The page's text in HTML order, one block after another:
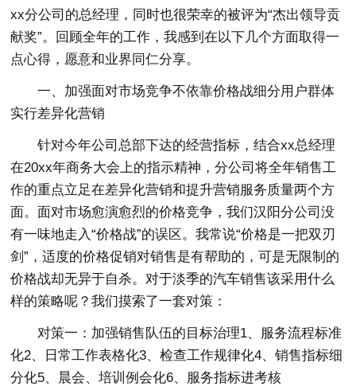
xx分公司的总经理，同时也很荣幸的被评为“杰出领导贡
献奖”。回顾全年的工作，我感到在以下几个方面取得一
点心得，愿意和业界同仁分享。
一、加强面对市场竞争不依靠价格战细分用户群体
实行差异化营销
针对今年公司总部下达的经营指标，结合xx总经理
在20xx年商务大会上的指示精神，分公司将全年销售工
作的重点立足在差异化营销和提升营销服务质量两个方
面。面对市场愈演愈烈的价格竞争，我们汉阳分公司没
有一味地走入“价格战”的误区。我常说“价格是一把双刃
剑”，适度的价格促销对销售是有帮助的，可是无限制的
价格战却无异于自杀。对于淡季的汽车销售该采用什么
样的策略呢？我们摸索了一套对策：
对策一：加强销售队伍的目标治理1、服务流程标准
化2、日常工作表格化3、检查工作规律化4、销售指标细
分化5、晨会、培训例会化6、服务指标进考核